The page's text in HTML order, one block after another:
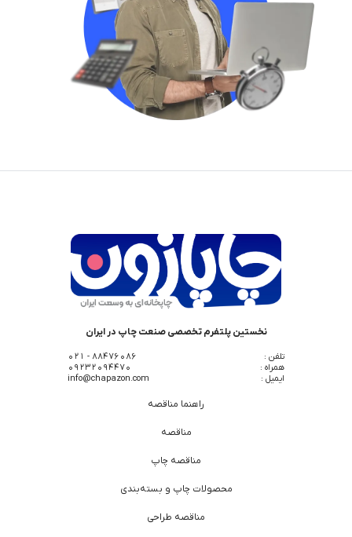
نخستین پلتفرم تخصصی صنعت چاپ در ایران
تلفن :
88476086 - 021
همراه :
09232094470
ایمیل :
info@chapazon.com
راهنما مناقصه
مناقصه
مناقصه چاپ
محصولات چاپ و بسته‌بندی
مناقصه طراحی